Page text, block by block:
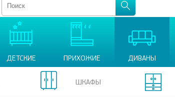
ДЕТСКИЕ ПРИХОЖИЕ ДИВАНЫ
ШКАФЫ